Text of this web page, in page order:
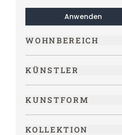
Anwenden
WOHNBEREICH
KÜNSTLER
KUNSTFORM
KOLLEKTION